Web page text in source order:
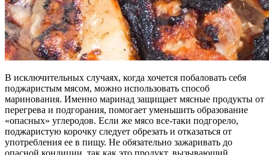
В исключительных случаях, когда хочется побаловать себя
поджаристым мясом, можно использовать способ
маринования. Именно маринад защищает мясные продукты от
перегрева и подгорания, помогает уменьшить образование
«опасных» углеродов. Если же мясо все-таки подгорело,
поджаристую корочку следует обрезать и отказаться от
употребления ее в пищу. Не обязательно зажаривать до
опасной кондиции, так как это продукт, вызывающий